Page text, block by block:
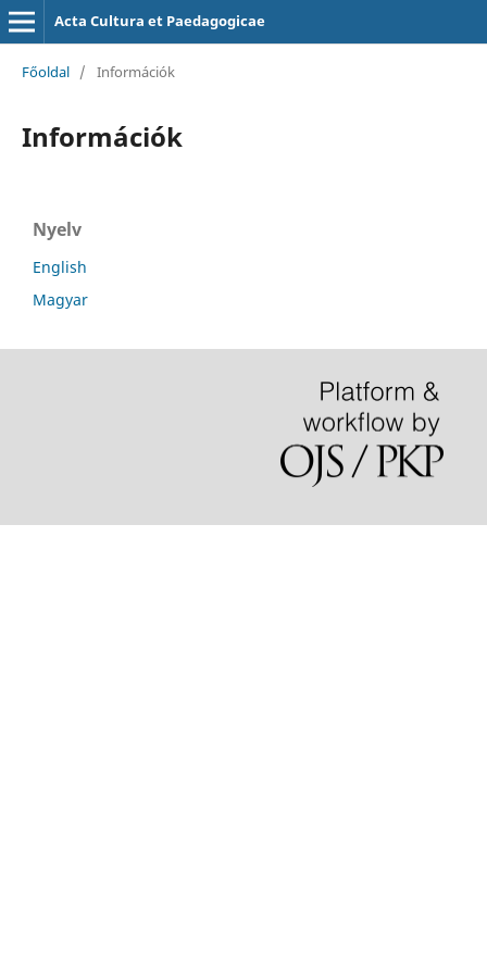
Acta Cultura et Paedagogicae
Főoldal / Információk
Információk
Nyelv
English
Magyar